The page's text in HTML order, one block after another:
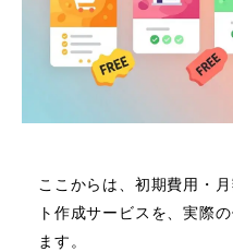
ここからは、初期費用・
ト作成サービスを、実際
ます。